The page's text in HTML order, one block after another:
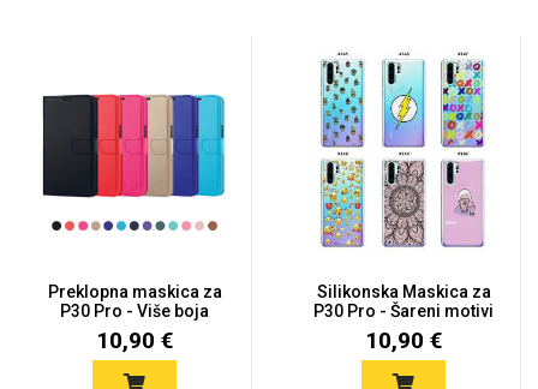
Preklopna maskica za
P30 Pro - Više boja
10,90 €
Silikonska Maskica za
P30 Pro - Šareni motivi
10,90 €